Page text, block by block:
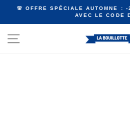
Passer
contenu
🌸 OFFRE SPÉCIALE AUTOMNE :
AVEC LE CODE